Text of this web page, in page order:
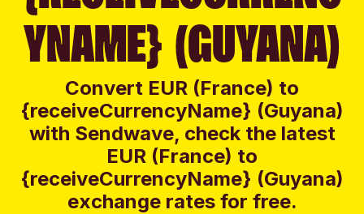
YNAME} (GUYANA)
Convert EUR (France) to
{receiveCurrencyName} (Guyana)
with Sendwave, check the latest
EUR (France) to
{receiveCurrencyName} (Guyana)
exchange rates for free.